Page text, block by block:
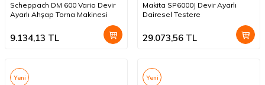
Scheppach DM 600 Vario Devir
Ayarlı Ahşap Torna Makinesi
9.134,13 TL
Makita SP6000J Devir Ayarlı
Dairesel Testere
29.073,56 TL
Yeni Yeni